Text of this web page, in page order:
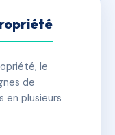
bâtiment(s)
le
de
en plusieurs